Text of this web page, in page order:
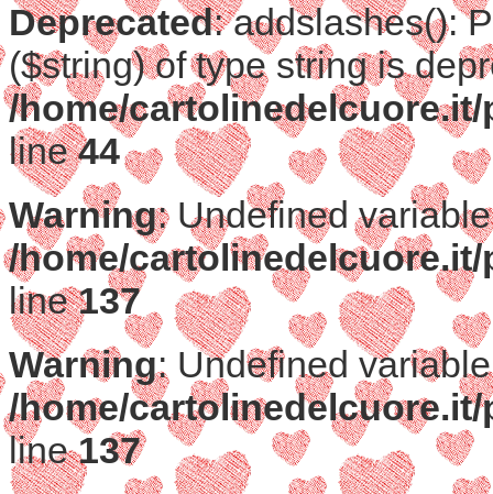
Deprecated: addslashes():
($string) of type string is
/home/
line44
Warning: Undefined
/home/
line137
Warning: Undefined
/home/
line137